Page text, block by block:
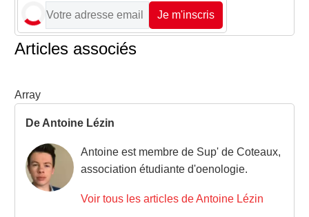
Je m'inscris
Articles associés
Array
De Antoine Lézin
Antoine est membre de Sup' de Coteaux,
association étudiante d'oenologie.
Voir tous les articles de Antoine Lézin